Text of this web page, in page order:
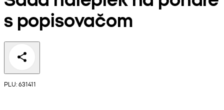
s popisovačom
PLU: 631411